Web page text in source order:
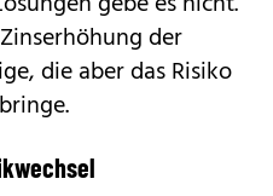
der
die aber das Risiko